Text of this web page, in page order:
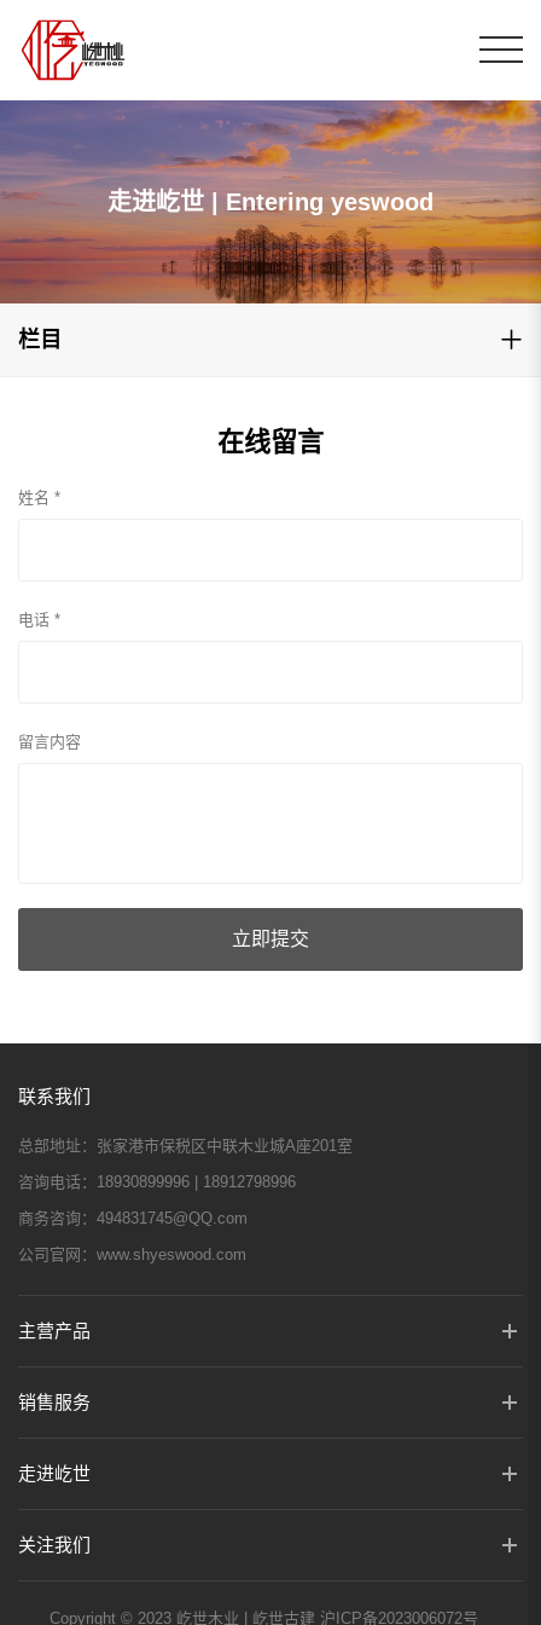
走进屹世 | Entering yeswood
栏目
在线留言
姓名 *
电话 *
留言内容
立即提交
联系我们
总部地址： 张家港市保税区中联木业城A座201室
咨询电话： 18930899996 | 18912798996
商务咨询： 494831745@QQ.com
公司官网： www.shyeswood.com
主营产品
销售服务
走进屹世
关注我们
Copyright © 2023 屹世木业 | 屹世古建 沪ICP备2023006072号